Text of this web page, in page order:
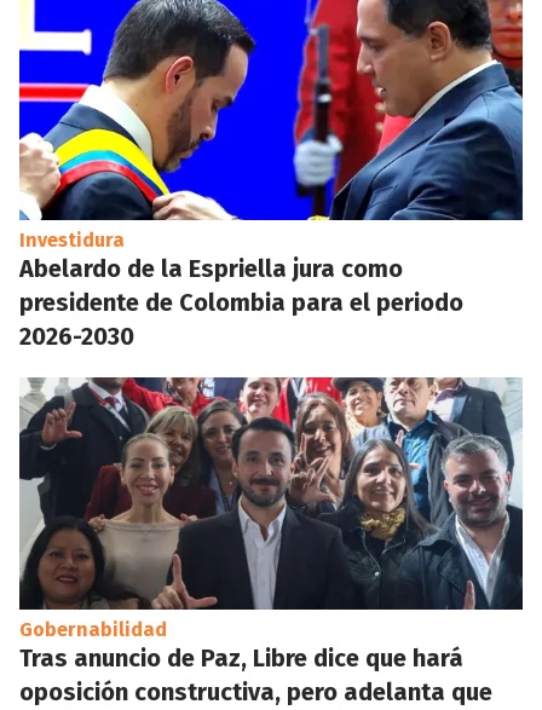
Investidura
Abelardo de la Espriella jura como
presidente de Colombia para el periodo
2026-2030
Gobernabilidad
Tras anuncio de Paz, Libre dice que hará
oposición constructiva, pero adelanta que